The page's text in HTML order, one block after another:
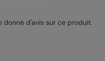
donné d'avis sur ce produit.